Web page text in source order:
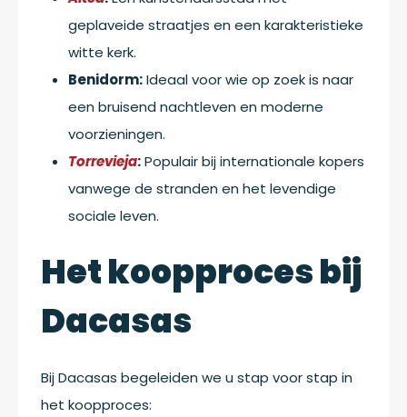
geplaveide straatjes en een karakteristieke
witte kerk.
Benidorm:Ideaal voor wie op zoek is naar
een bruisend nachtleven en moderne
voorzieningen.
Torrevieja:Populair bij internationale kopers
vanwege de stranden en het levendige
sociale leven.
Het koopproces bij
Dacasas
Bij Dacasas begeleiden we u stap voor stap in
het koopproces: